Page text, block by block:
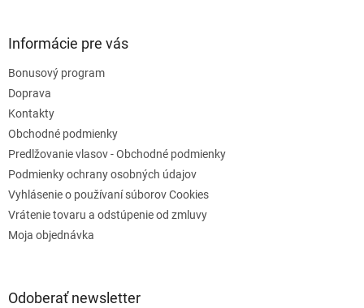
Informácie pre vás
Bonusový program
Doprava
Kontakty
Obchodné podmienky
Predlžovanie vlasov - Obchodné podmienky
Podmienky ochrany osobných údajov
Vyhlásenie o používaní súborov Cookies
Vrátenie tovaru a odstúpenie od zmluvy
Moja objednávka
Odoberať newsletter